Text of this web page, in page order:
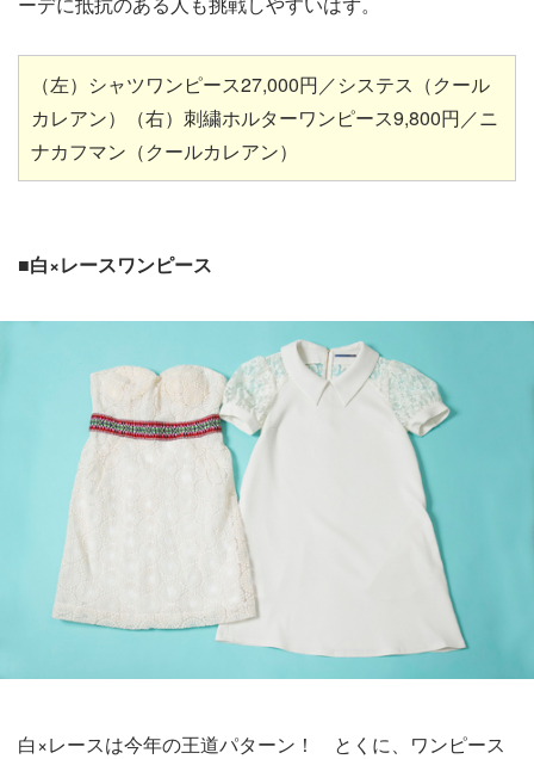
（左）シャツワンピース27,000円／システス（クール
カレアン）（右）刺繍ホルターワンピース9,800円／ニ
ナカフマン（クールカレアン）
■白×レースワンピース
白×レースは今年の王道パターン！ とくに、ワンピース